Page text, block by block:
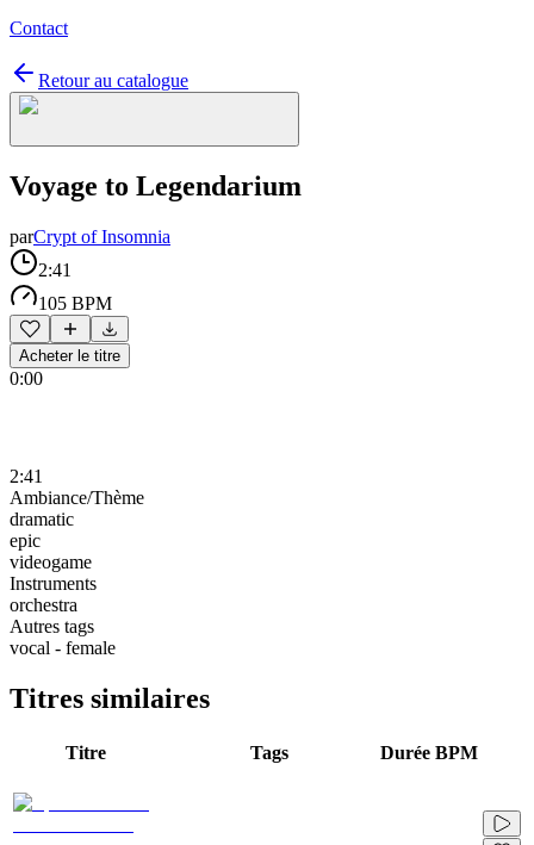
Contact
Retour au catalogue
Voyage to Legendarium
parCrypt of Insomnia
2:41
105 BPM
Acheter le titre
0:00
2:41
Ambiance/Thème
dramatic
epic
videogame
Instruments
orchestra
Autres tags
vocal - female
Titres similaires
Titre Tags Durée BPM